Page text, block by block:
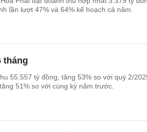
lần lượt 47% và 64% kế hoạch cả năm.
tháng
55.557 tỷ đồng, tăng 53% so với quý 2/
51% so với cùng kỳ năm trước.